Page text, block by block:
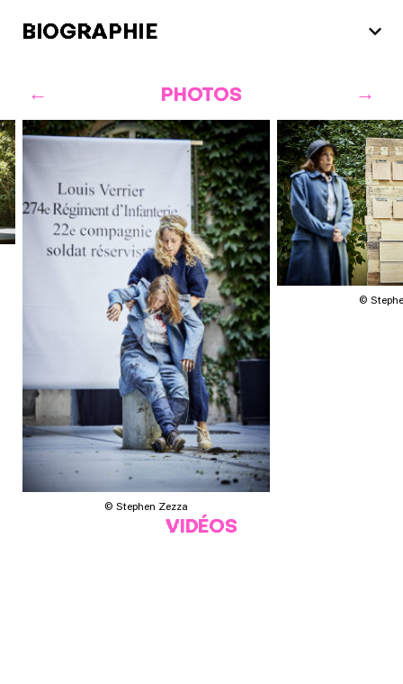
BIOGRAPHIE
PHOTOS
© Stephen Zezza
©
VIDÉOS